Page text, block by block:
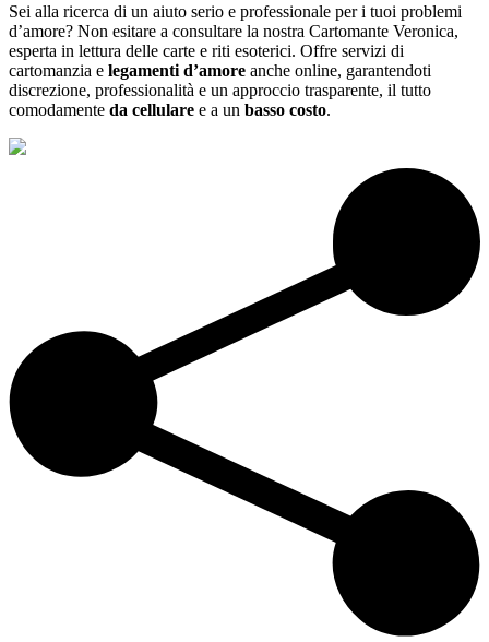
Sei alla ricerca di un aiuto serio e professionale per i tuoi problemi
d’amore? Non esitare a consultare la nostra Cartomante Veronica,
esperta in lettura delle carte e riti esoterici. Offre servizi di
cartomanzia e legamenti d’amore anche online, garantendoti
discrezione, professionalità e un approccio trasparente, il tutto
comodamente da cellulare e a un basso costo.